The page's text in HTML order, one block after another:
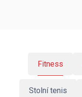
Fitness
Stolní tenis